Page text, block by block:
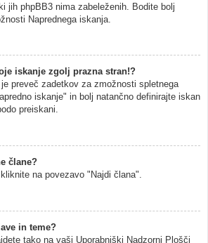
jih phpBB3 nima zabeleženih. Bodite bolj
Naprednega iskanja.
iskanje zgolj prazna stran!?
preveč zadetkov za zmožnosti spletnega
iskanje" in bolj natančno definirajte iskan
preiskani.
člane?
na povezavo "Najdi člana".
in teme?
tako na vaši Uporabniški Nadzorni Plošči